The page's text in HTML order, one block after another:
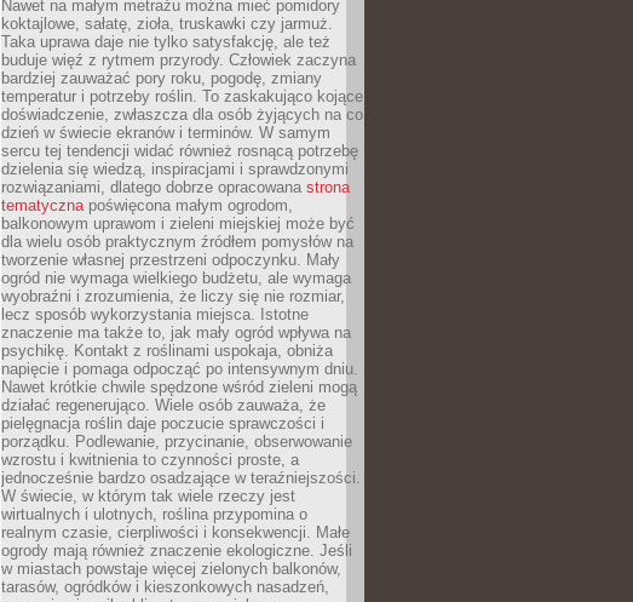
Nawet na małym metrażu można mieć pomidory
koktajlowe, sałatę, zioła, truskawki czy jarmuż.
Taka uprawa daje nie tylko satysfakcję, ale też
buduje więź z rytmem przyrody. Człowiek zaczyna
bardziej zauważać pory roku, pogodę, zmiany
temperatur i potrzeby roślin. To zaskakująco kojące
doświadczenie, zwłaszcza dla osób żyjących na co
dzień w świecie ekranów i terminów. W samym
sercu tej tendencji widać również rosnącą potrzebę
dzielenia się wiedzą, inspiracjami i sprawdzonymi
rozwiązaniami, dlatego dobrze opracowana strona
tematycznapoświęcona małym ogrodom,
balkonowym uprawom i zieleni miejskiej może być
dla wielu osób praktycznym źródłem pomysłów na
tworzenie własnej przestrzeni odpoczynku. Mały
ogród nie wymaga wielkiego budżetu, ale wymaga
wyobraźni i zrozumienia, że liczy się nie rozmiar,
lecz sposób wykorzystania miejsca. Istotne
znaczenie ma także to, jak mały ogród wpływa na
psychikę. Kontakt z roślinami uspokaja, obniża
napięcie i pomaga odpocząć po intensywnym dniu.
Nawet krótkie chwile spędzone wśród zieleni mogą
działać regenerująco. Wiele osób zauważa, że
pielęgnacja roślin daje poczucie sprawczości i
porządku. Podlewanie, przycinanie, obserwowanie
wzrostu i kwitnienia to czynności proste, a
jednocześnie bardzo osadzające w teraźniejszości.
W świecie, w którym tak wiele rzeczy jest
wirtualnych i ulotnych, roślina przypomina o
realnym czasie, cierpliwości i konsekwencji. Małe
ogrody mają również znaczenie ekologiczne. Jeśli
w miastach powstaje więcej zielonych balkonów,
tarasów, ogródków i kieszonkowych nasadzeń,